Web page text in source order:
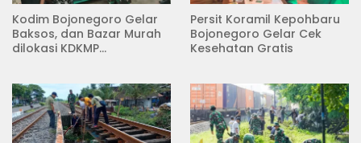
Kodim Bojonegoro Gelar
Baksos, dan Bazar Murah
dilokasi KDKMP
Persit Koramil Kepohbaru
Bojonegoro Gelar Cek
Kesehatan Gratis